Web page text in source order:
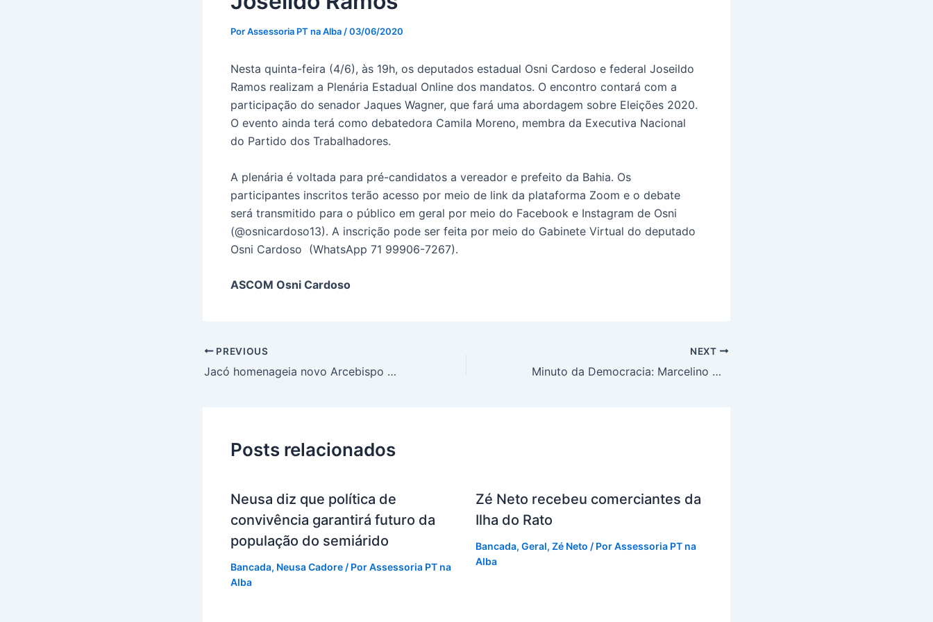
PorAssessoria PT na Alba /03/06/2020
Nesta quinta-feira (4/6), às 19h, os deputados estadual Osni Cardoso e federal Joseildo
Ramos realizam a Plenária Estadual Online dos mandatos. O encontro contará com a
participação do senador Jaques Wagner, que fará uma abordagem sobre Eleições 2020.
O evento ainda terá como debatedora Camila Moreno, membra da Executiva Nacional
do Partido dos Trabalhadores.
A plenária é voltada para pré-candidatos a vereador e prefeito da Bahia. Os
participantes inscritos terão acesso por meio de link da plataforma Zoom e o debate
será transmitido para o público em geral por meio do Facebook e Instagram de Osni
(@osnicardoso13). A inscrição pode ser feita por meio do Gabinete Virtual do deputado
Osni Cardoso (WhatsApp 71 99906-7267).
ASCOM Osni Cardoso
PREVIOUS
Jacó homenageia novo Arcebispo de Salvador em Moção de Aplausos
NEXT
Minuto da Democracia: Marcelino Galo e Leila Santana debatem sobre soberania alimentar e os impactos da pandemia Covid-19 nas comunidades camponesas
Posts relacionados
Neusa diz que política de
convivência garantirá futuro da
população do semiárido
Bancada, Neusa Cadore / PorAssessoria PT na
Alba
Zé Neto recebeu comerciantes da
Ilha do Rato
Bancada, Geral, Zé Neto / PorAssessoria PT na
Alba